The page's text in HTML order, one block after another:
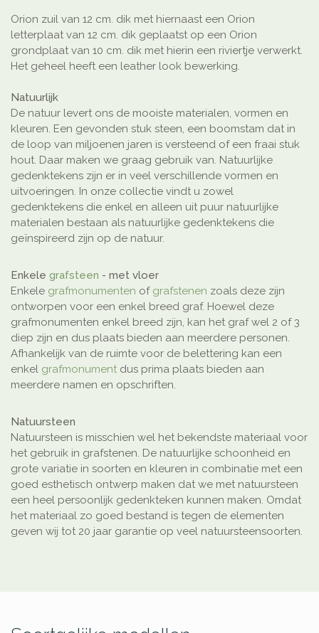
Orion zuil van 12 cm. dik met hiernaast een Orion
letterplaat van 12 cm. dik geplaatst op een Orion
grondplaat van 10 cm. dik met hierin een riviertje verwerkt.
Het geheel heeft een leather look bewerking.
Natuurlijk
De natuur levert ons de mooiste materialen, vormen en
kleuren. Een gevonden stuk steen, een boomstam dat in
de loop van miljoenen jaren is versteend of een fraai stuk
hout. Daar maken we graag gebruik van. Natuurlijke
gedenktekens zijn er in veel verschillende vormen en
uitvoeringen. In onze collectie vindt u zowel
gedenktekens die enkel en alleen uit puur natuurlijke
materialen bestaan als natuurlijke gedenktekens die
geïnspireerd zijn op de natuur.
Enkele grafsteen - met vloer
Enkele grafmonumenten of grafstenen zoals deze zijn
ontworpen voor een enkel breed graf. Hoewel deze
grafmonumenten enkel breed zijn, kan het graf wel 2 of 3
diep zijn en dus plaats bieden aan meerdere personen.
Afhankelijk van de ruimte voor de belettering kan een
enkel grafmonument dus prima plaats bieden aan
meerdere namen en opschriften.
Natuursteen
Natuursteen is misschien wel het bekendste materiaal voor
het gebruik in grafstenen. De natuurlijke schoonheid en
grote variatie in soorten en kleuren in combinatie met een
goed esthetisch ontwerp maken dat we met natuursteen
een heel persoonlijk gedenkteken kunnen maken. Omdat
het materiaal zo goed bestand is tegen de elementen
geven wij tot 20 jaar garantie op veel natuursteensoorten.